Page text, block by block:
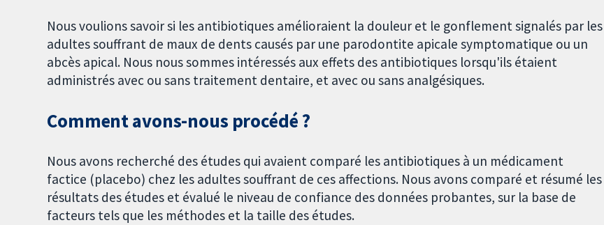
Nous voulions savoir si les antibiotiques amélioraient la douleur et le gonflement signalés par les
adultes souffrant de maux de dents causés par une parodontite apicale symptomatique ou un
abcès apical. Nous nous sommes intéressés aux effets des antibiotiques lorsqu'ils étaient
administrés avec ou sans traitement dentaire, et avec ou sans analgésiques.
Comment avons-nous procédé ?
Nous avons recherché des études qui avaient comparé les antibiotiques à un médicament
factice (placebo) chez les adultes souffrant de ces affections. Nous avons comparé et résumé les
résultats des études et évalué le niveau de confiance des données probantes, sur la base de
facteurs tels que les méthodes et la taille des études.